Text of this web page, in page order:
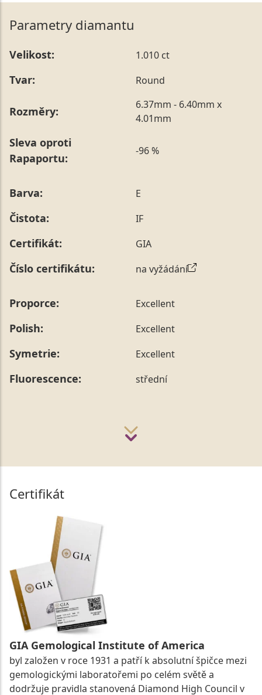
Parametry diamantu
Velikost: 1.010 ct
Tvar: Round
Rozměry:
6.37mm - 6.40mm x
4.01mm
Sleva oproti
Rapaportu:
-96 %
Barva: E
Čistota: IF
Certifikát: GIA
Číslo certifikátu: na vyžádání
Proporce: Excellent
Polish: Excellent
Symetrie: Excellent
Fluorescence: střední
Certifikát
GIA Gemological Institute of America
byl založen v roce 1931 a patří k absolutní špičce mezi
gemologickými laboratořemi po celém světě a
dodržuje pravidla stanovená Diamond High Council v